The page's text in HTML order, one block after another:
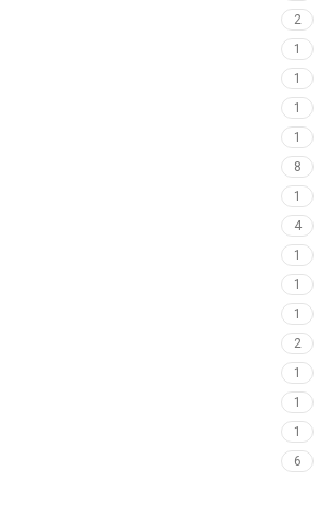
2
1
1
1
1
8
1
4
1
1
1
2
1
1
1
6